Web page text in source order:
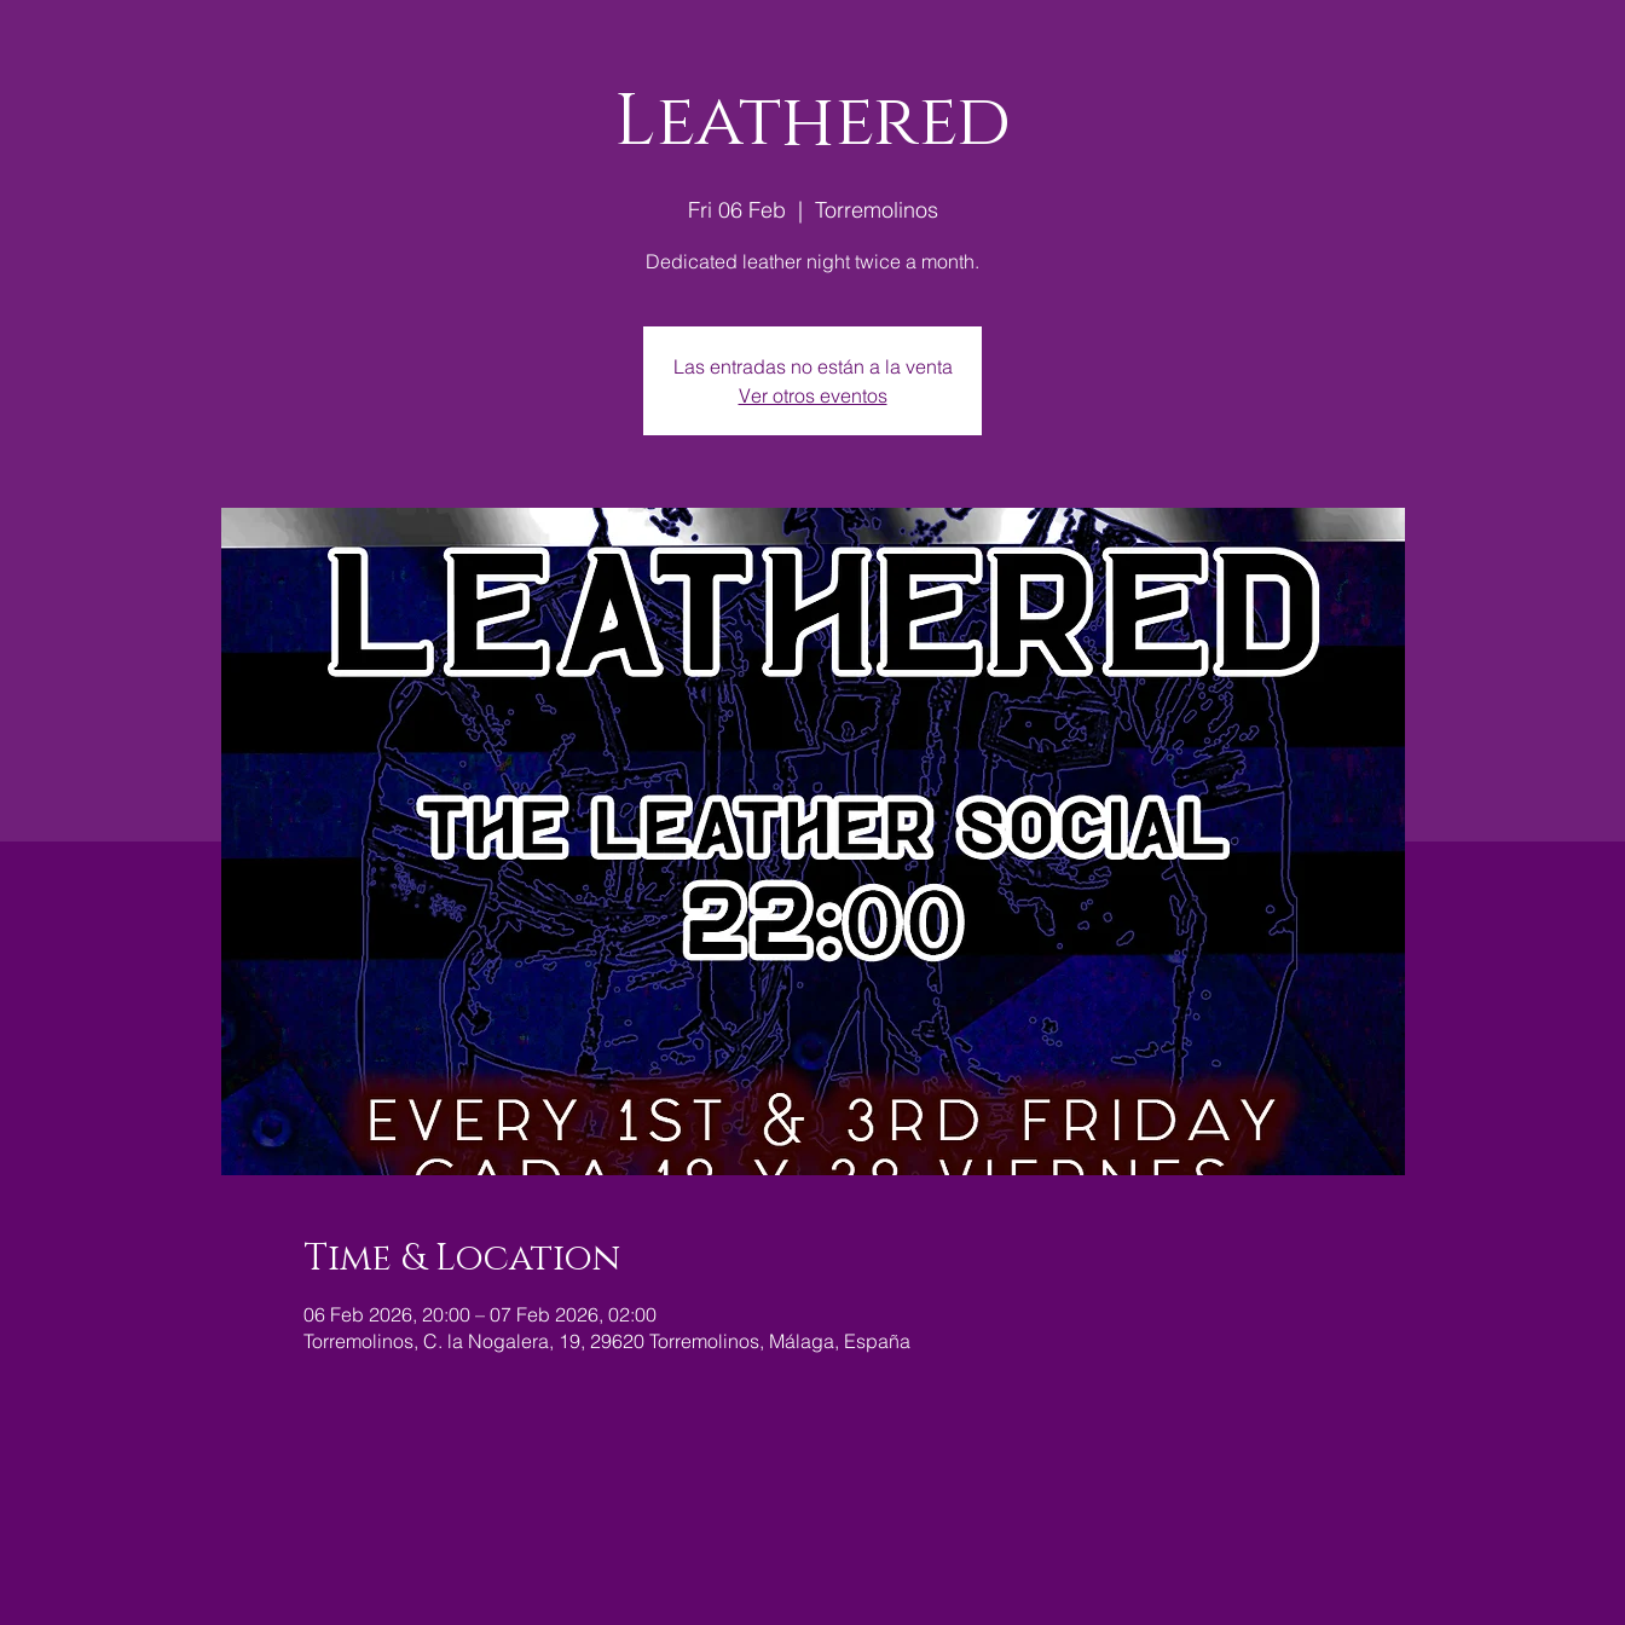
Leathered
Fri 06 Feb
  |
Torremolinos
Dedicated leather night twice a month.
Las entradas no están a la venta
Ver otros eventos
Time & Location
06 Feb 2026, 20:00 – 07 Feb 2026, 02:00
Torremolinos, C. la Nogalera, 19, 29620 Torremolinos, Málaga, España